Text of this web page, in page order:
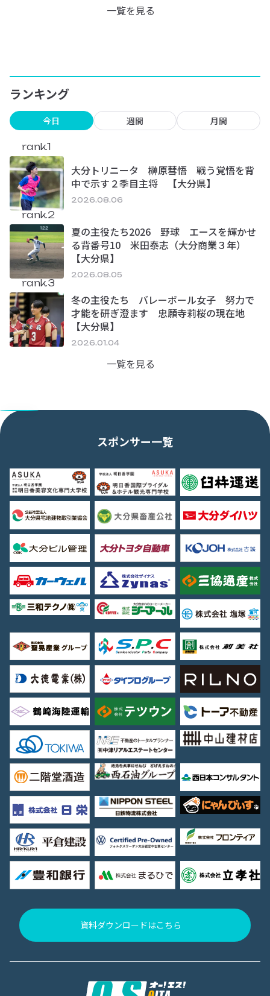
一覧を見る
ランキング
今日 週間 月間
rank.1
大分トリニータ 榊原彗悟 戦う覚悟を背
中で示す２季目主将 【大分県】
2026.08.06
rank.2
夏の主役たち2026 野球 エースを輝かせ
る背番号10 米田泰志（大分商業３年）
【大分県】
2026.08.05
rank.3
冬の主役たち バレーボール女子 努力で
才能を研ぎ澄ます 忠願寺莉桜の現在地
【大分県】
2026.01.04
一覧を見る
スポンサー一覧
資料ダウンロードはこちら